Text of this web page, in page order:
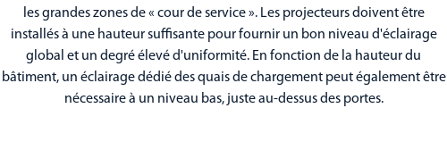
les grandes zones de « cour de service ». Les projecteurs doivent être
installés à une hauteur suffisante pour fournir un bon niveau d'éclairage
global et un degré élevé d'uniformité. En fonction de la hauteur du
bâtiment, un éclairage dédié des quais de chargement peut également être
nécessaire à un niveau bas, juste au-dessus des portes.